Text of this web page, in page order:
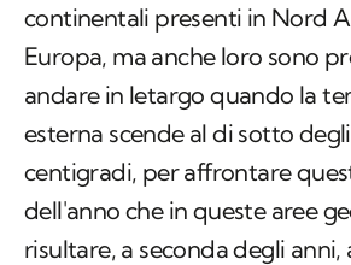
continentali presenti in Nord
Europa, ma anche loro sono
andare in letargo quando la
esterna scende al di sotto
centigradi, per affrontare
dell'anno che in queste aree
risultare, a seconda degli